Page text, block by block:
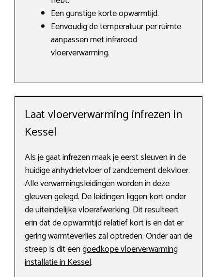
Een gunstige korte opwarmtijd.
Eenvoudig de temperatuur per ruimte
aanpassen met infrarood
vloerverwarming.
Laat vloerverwarming infrezen in
Kessel
Als je gaat infrezen maak je eerst sleuven in de
huidige anhydrietvloer of zandcement dekvloer.
Alle verwarmingsleidingen worden in deze
gleuven gelegd. De leidingen liggen kort onder
de uiteindelijke vloerafwerking. Dit resulteert
erin dat de opwarmtijd relatief kort is en dat er
gering warmteverlies zal optreden. Onder aan de
streep is dit eengoedkope vloerverwarming
installatie in Kessel.